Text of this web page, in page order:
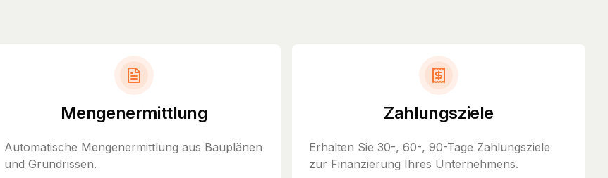
Mengenermittlung
Automatische Mengenermittlung aus Bauplänen
und Grundrissen.
Zahlungsziele
Erhalten Sie 30-, 60-, 90-Tage Zahlungsziele
zur Finanzierung Ihres Unternehmens.